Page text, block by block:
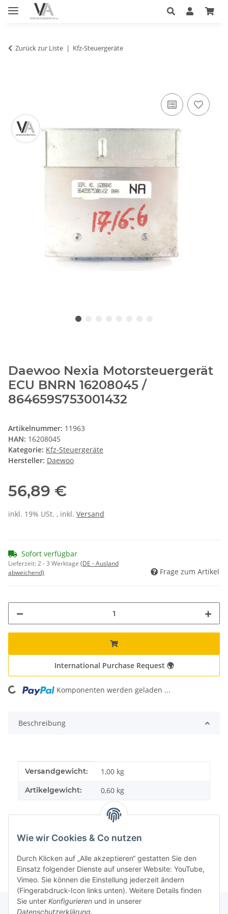
Wie wir Cookies & Co nutzen
Durch Klicken auf „Alle akzeptieren“ gestatten Sie den
Einsatz folgender Dienste auf unserer Website: YouTube,
Vimeo. Sie können die Einstellung jederzeit ändern
(Fingerabdruck-Icon links unten). Weitere Details finden
Sie unter Konfigurieren und in unserer
Datenschutzerklärung.
Zurück zur Liste Kfz-Steuergeräte
Daewoo Nexia Motorsteuergerät
ECU BNRN 16208045 /
864659S753001432
Artikelnummer: 11963
HAN: 16208045
Kategorie: Kfz-Steuergeräte
Hersteller: Daewoo
56,89 €
inkl. 19% USt. , inkl. Versand
Sofort verfügbar
Lieferzeit:2 - 3 Werktage (DE - Ausland
abweichend)
Frage zum Artikel
International Purchase Request 🌍
Loading... Komponenten werden geladen ...
Beschreibung
Produkteigenschaft
Wert
Versandgewicht: 1,00 kg
Artikelgewicht: 0,60 kg